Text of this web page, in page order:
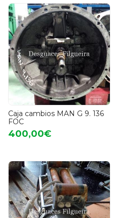
Caja cambios MAN G 9. 136
FOC
400,00€